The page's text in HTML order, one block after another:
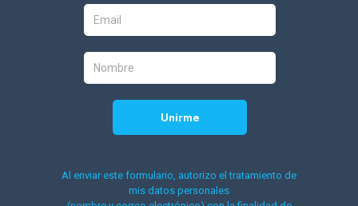
Al enviar este formulario, autorizo el tratamiento de
mis datos personales